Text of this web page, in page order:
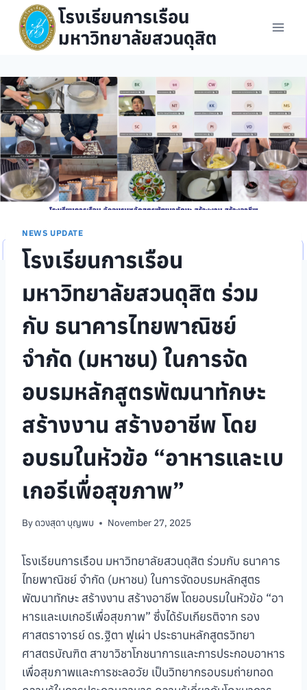
content
โรงเรียนการเรือน
มหาวิทยาลัยสวนดุสิต
NEWS UPDATE
โรงเรียนการเรือน
มหาวิทยาลัยสวนดุสิต ร่วม
กับ ธนาคารไทยพาณิชย์
จำกัด (มหาชน) ในการจัด
อบรมหลักสูตรพัฒนาทักษะ
สร้างงาน สร้างอาชีพ โดย
อบรมในหัวข้อ “อาหารและเบ
เกอรีเพื่อสุขภาพ”
Byดวงสุดา บุญพบ November 27, 2025
โรงเรียนการเรือน มหาวิทยาลัยสวนดุสิต ร่วมกับ ธนาคาร
ไทยพาณิชย์ จำกัด (มหาชน) ในการจัดอบรมหลักสูตร
พัฒนาทักษะ สร้างงาน สร้างอาชีพ โดยอบรมในหัวข้อ “อา
หารและเบเกอรีเพื่อสุขภาพ” ซึ่งได้รับเกียรติจาก รอง
ศาสตราจารย์ ดร.ฐิตา ฟูเผ่า ประธานหลักสูตรวิทยา
ศาสตรบัณฑิต สาขาวิชาโภชนาการและการประกอบอาหาร
เพื่อสุขภาพและการชะลอวัย เป็นวิทยากรอบรมถ่ายทอด